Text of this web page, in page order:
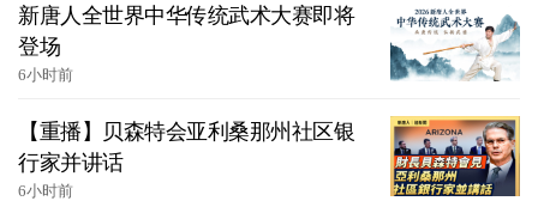
新唐人全世界中华传统武术大赛即将
登场
6小时前
【重播】贝森特会亚利桑那州社区银
行家并讲话
6小时前